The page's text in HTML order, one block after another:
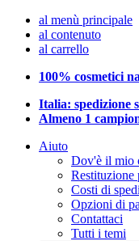
al menù principale
al contenuto
al carrello
100% cosmetici
Italia: spedizione
Almeno 1
Aiuto
Dov'è il mio
Restituzione
Costi di
Opzioni di
Contattaci
Tutti i temi